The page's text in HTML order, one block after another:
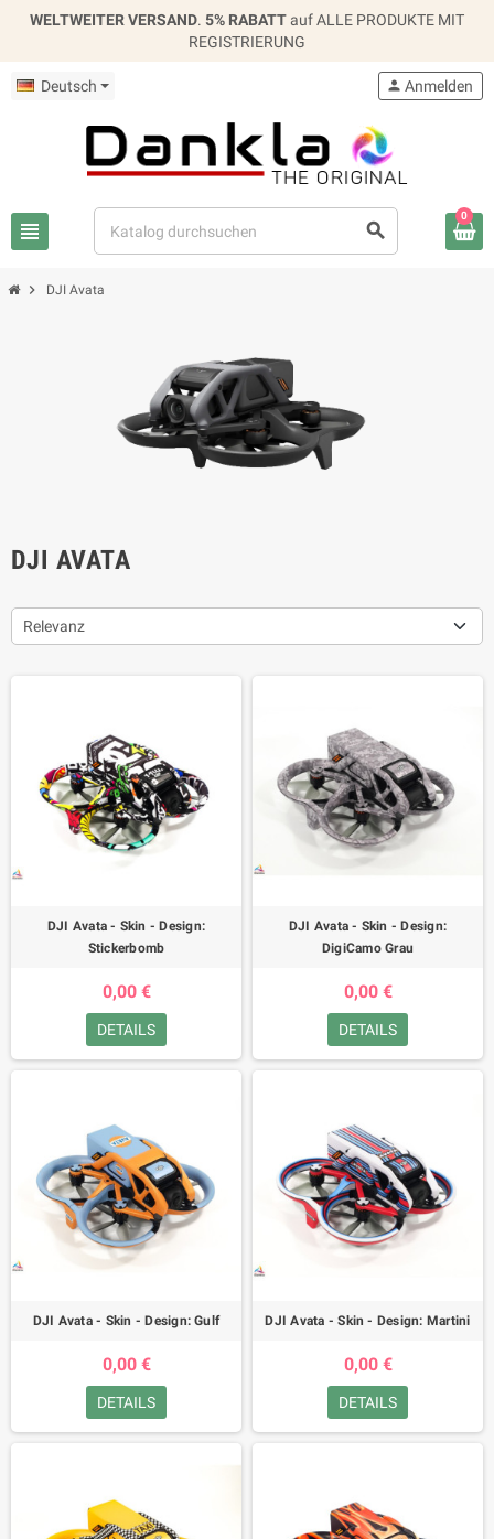
WELTWEITER VERSAND. 5% RABATTauf ALLE PRODUKTE MIT
REGISTRIERUNG
Deutsch
view_headline search
person Anmelden
0
chevron_right DJI Avata
DJI AVATA
Relevanz
DJI Avata - Skin - Design:
Stickerbomb
0,00 €
DETAILS
DJI Avata - Skin - Design:
DigiCamo Grau
0,00 €
DETAILS
DJI Avata - Skin - Design: Gulf
0,00 €
DETAILS
DJI Avata - Skin - Design: Martini
0,00 €
DETAILS